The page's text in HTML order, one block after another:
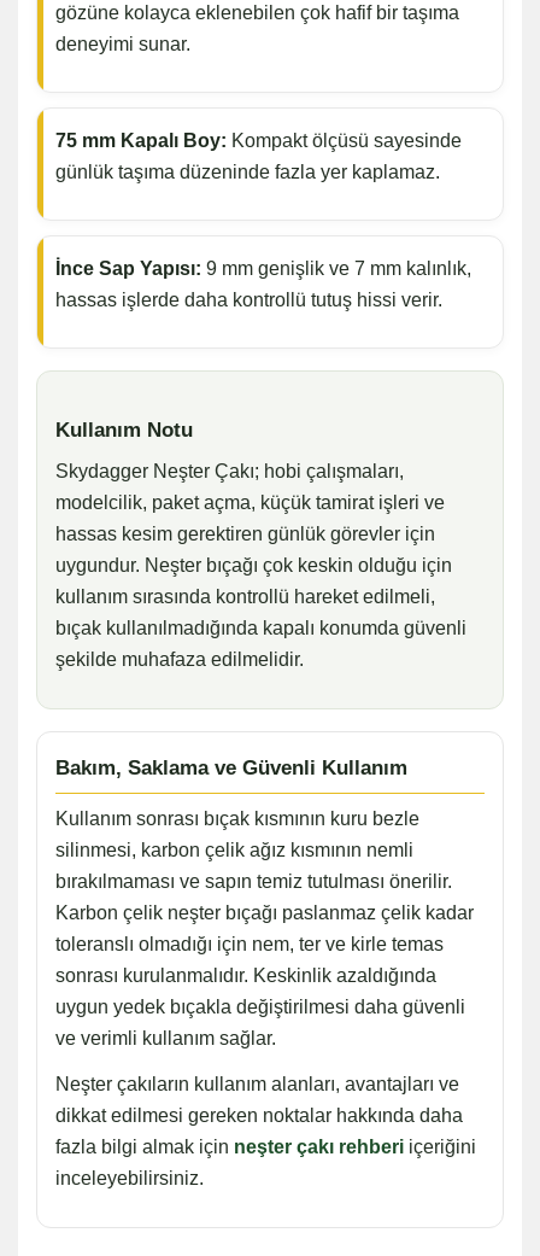
gözüne kolayca eklenebilen çok hafif bir taşıma
deneyimi sunar.
75 mm Kapalı Boy: Kompakt ölçüsü sayesinde
günlük taşıma düzeninde fazla yer kaplamaz.
İnce Sap Yapısı: 9 mm genişlik ve 7 mm kalınlık,
hassas işlerde daha kontrollü tutuş hissi verir.
Kullanım Notu
Skydagger Neşter Çakı; hobi çalışmaları,
modelcilik, paket açma, küçük tamirat işleri ve
hassas kesim gerektiren günlük görevler için
uygundur. Neşter bıçağı çok keskin olduğu için
kullanım sırasında kontrollü hareket edilmeli,
bıçak kullanılmadığında kapalı konumda güvenli
şekilde muhafaza edilmelidir.
Bakım, Saklama ve Güvenli Kullanım
Kullanım sonrası bıçak kısmının kuru bezle
silinmesi, karbon çelik ağız kısmının nemli
bırakılmaması ve sapın temiz tutulması önerilir.
Karbon çelik neşter bıçağı paslanmaz çelik kadar
toleranslı olmadığı için nem, ter ve kirle temas
sonrası kurulanmalıdır. Keskinlik azaldığında
uygun yedek bıçakla değiştirilmesi daha güvenli
ve verimli kullanım sağlar.
Neşter çakıların kullanım alanları, avantajları ve
dikkat edilmesi gereken noktalar hakkında daha
fazla bilgi almak için neşter çakı rehberi içeriğini
inceleyebilirsiniz.